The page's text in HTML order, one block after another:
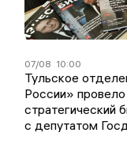
07/08 10:00
Тульское
России» провело
стратегический
с депутатом